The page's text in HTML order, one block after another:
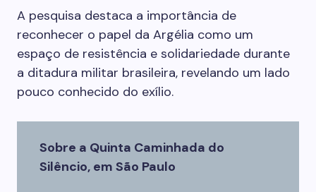
A pesquisa destaca a importância de
reconhecer o papel da Argélia como um
espaço de resistência e solidariedade durante
a ditadura militar brasileira, revelando um lado
pouco conhecido do exílio.
Sobre a Quinta Caminhada do
Silêncio, em São Paulo